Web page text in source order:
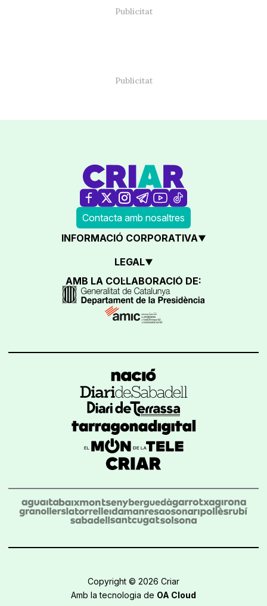
Contacta amb nosaltres
INFORMACIÓ CORPORATIVA
LEGAL
AMB LA COL·LABORACIÓ DE:
Copyright © 2026 Criar
Amb la tecnologia de OA Cloud